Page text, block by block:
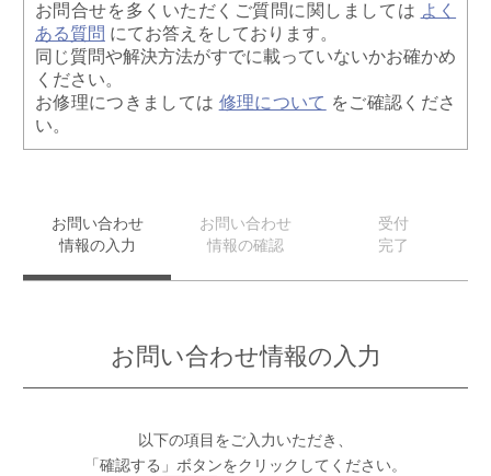
お問合せを多くいただくご質問に関しましては よく
ある質問 にてお答えをしております。
同じ質問や解決方法がすでに載っていないかお確かめ
ください。
お修理につきましては 修理について をご確認くださ
い。
お問い合わせ
情報の入力
お問い合わせ
情報の確認
受付
完了
お問い合わせ情報の入力
以下の項目をご入力いただき、
「確認する」ボタンをクリックしてください。